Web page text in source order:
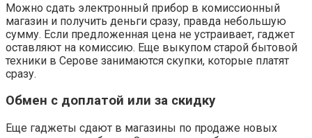
Можно сдать электронный прибор в комиссионный
магазин и получить деньги сразу, правда небольшую
сумму. Если предложенная цена не устраивает, гаджет
оставляют на комиссию. Еще выкупом старой бытовой
техники в Серове занимаются скупки, которые платят
сразу.
Обмен с доплатой или за скидку
Еще гаджеты сдают в магазины по продаже новых